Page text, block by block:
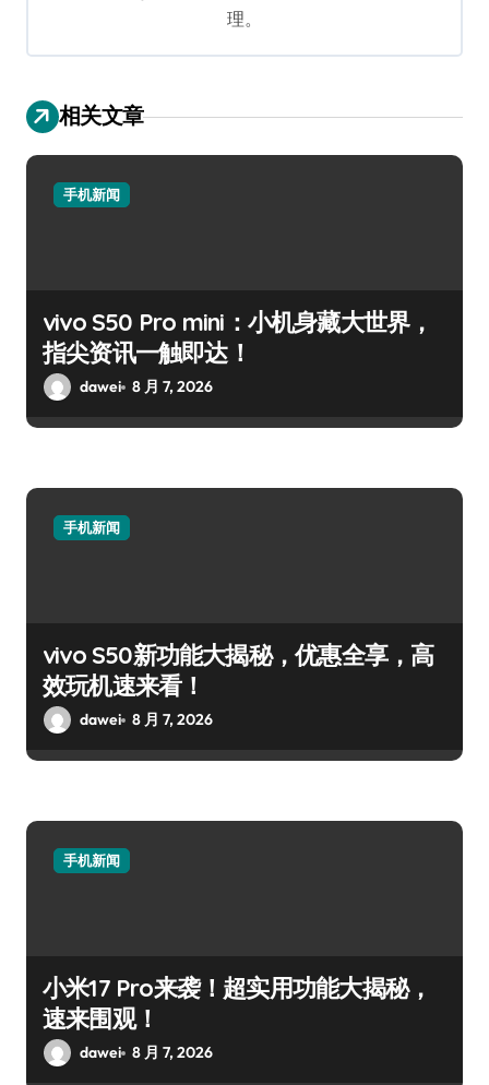
理。
相关文章
手机新闻
vivo S50 Pro mini：小机身藏大世界，
指尖资讯一触即达！
dawei 8 月 7, 2026
手机新闻
vivo S50新功能大揭秘，优惠全享，高
效玩机速来看！
dawei 8 月 7, 2026
手机新闻
小米17 Pro来袭！超实用功能大揭秘，
速来围观！
dawei 8 月 7, 2026